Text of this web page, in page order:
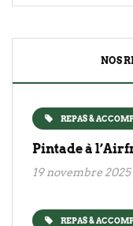
NOS
REPAS &
Pintade à
19 novembre 2025
REPAS &